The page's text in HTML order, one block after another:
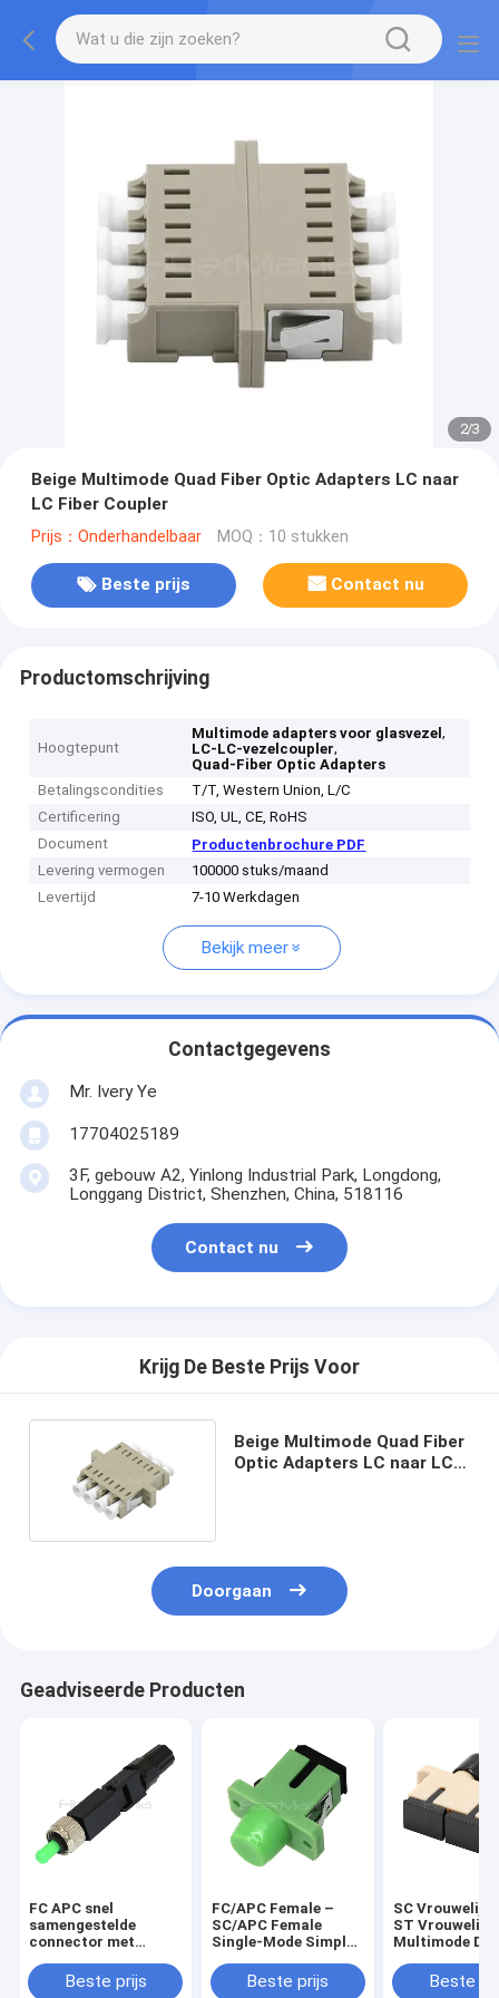
2/3
Beige Multimode Quad Fiber Optic Adapters LC naar
LC Fiber Coupler
Prijs：Onderhandelbaar MOQ：10 stukken
Beste prijs Contact nu
Productomschrijving
Hoogtepunt
Multimode adapters voor glasvezel,
LC-LC-vezelcoupler,
Quad-Fiber Optic Adapters
Betalingscondities
T/T, Western Union, L/C
Certificering
ISO, UL, CE, RoHS
Document
Productenbrochure PDF
Levering vermogen
100000 stuks/maand
Levertijd
7-10 Werkdagen
Bekijk meer
Contactgegevens
Mr. Ivery Ye
17704025189
3F, gebouw A2, Yinlong Industrial Park, Longdong,
Longgang District, Shenzhen, China, 518116
Contact nu
Krijg De Beste Prijs Voor
Beige Multimode Quad Fiber
Optic Adapters LC naar LC
Doorgaan
Geadviseerde Producten
FC APC snel
samengestelde
connector met
Beste prijs
FC/APC Female –
SC/APC Female
Single-Mode Simplex
Beste prijs
SC
ST
Multimode
AdapterBeste